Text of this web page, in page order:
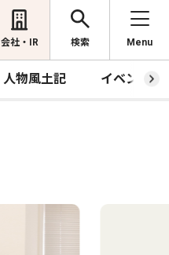
会社・IR 検索 Menu
人物風土記 イベント